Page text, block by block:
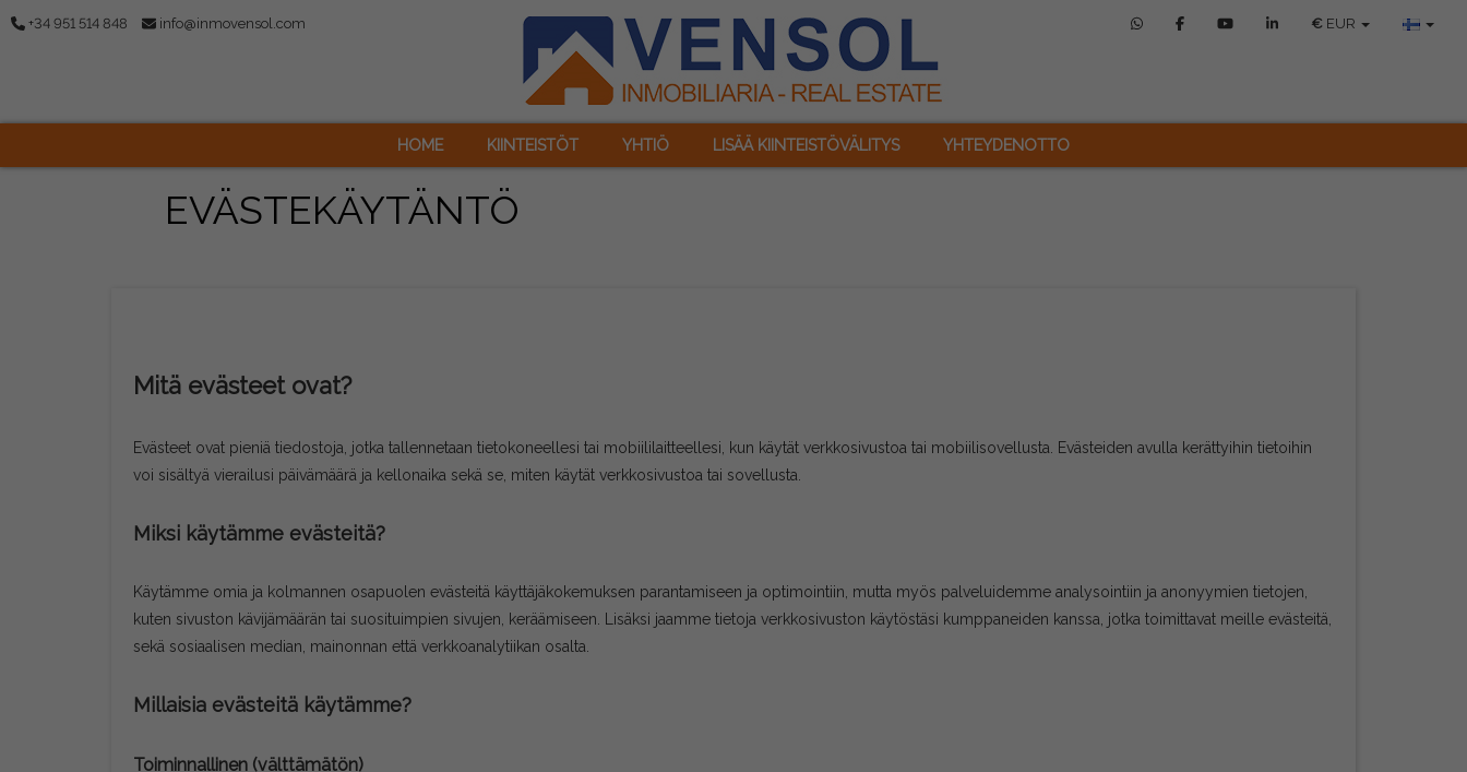
+34 951 514 848 info@inmovensol.com € EUR
HOME KIINTEISTÖT YHTIÖ LISÄÄ KIINTEISTÖVÄLITYS YHTEYDENOTTO
EVÄSTEKÄYTÄNTÖ
Mitä evästeet ovat?
Evästeet ovat pieniä tiedostoja, jotka tallennetaan tietokoneellesi tai mobiililaitteellesi, kun käytät verkkosivustoa tai mobiilisovellusta. Evästeiden avulla kerättyihin tietoihin
voi sisältyä vierailusi päivämäärä ja kellonaika sekä se, miten käytät verkkosivustoa tai sovellusta.
Miksi käytämme evästeitä?
Käytämme omia ja kolmannen osapuolen evästeitä käyttäjäkokemuksen parantamiseen ja optimointiin, mutta myös palveluidemme analysointiin ja anonyymien tietojen,
kuten sivuston kävijämäärän tai suosituimpien sivujen, keräämiseen. Lisäksi jaamme tietoja verkkosivuston käytöstäsi kumppaneiden kanssa, jotka toimittavat meille evästeitä,
sekä sosiaalisen median, mainonnan että verkkoanalytiikan osalta.
Millaisia evästeitä käytämme?
Toiminnallinen (välttämätön)